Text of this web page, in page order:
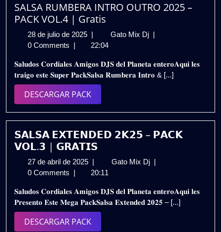
SALSA RUMBERA INTRO OUTRO 2025 –
PACK VOL.4 | Gratis
28 de julio de 2025 28
de
de
2025
Gato Mix Dj SALSA
OUTRO
2025
VOL.4
|
Gratis
0 Comments
22:04
𝐒𝐚𝐥𝐮𝐝𝐨𝐬 𝐂𝐨𝐫𝐝𝐢𝐚𝐥𝐞𝐬 𝐀𝐦𝐢𝐠𝐨𝐬 𝐃𝐉𝐒 𝐝𝐞𝐥 𝐏𝐥𝐚𝐧𝐞𝐭𝐚 𝐞𝐧𝐭𝐞𝐫𝐨𝐀𝐪𝐮𝐢 𝐥𝐞𝐬
𝐭𝐫𝐚𝐢𝐠𝐨 𝐞𝐬𝐭𝐞 𝐒𝐮𝐩𝐞𝐫 𝐏𝐚𝐜𝐤𝐒𝐚𝐥𝐬𝐚 𝐑𝐮𝐦𝐛𝐞𝐫𝐚 𝐈𝐧𝐭𝐫𝐨 & [...]
DESCARGAR PACKDESCARGAR
PACK
𝗦𝗔𝗟𝗦𝗔 𝗘𝗫𝗧𝗘𝗡𝗗𝗘𝗗 𝟮𝗞𝟮𝟱 – 𝗣𝗔𝗖𝗞
𝗩𝗢𝗟.𝟯 | 𝗚𝗥𝗔𝗧𝗜𝗦
27 de abril de 2025 27
de
de
2025
Gato Mix Dj 𝗦𝗔𝗟𝗦𝗔
–
𝗣𝗔𝗖𝗞
0 Comments
20:11
𝐒𝐚𝐥𝐮𝐝𝐨𝐬 𝐂𝐨𝐫𝐝𝐢𝐚𝐥𝐞𝐬 𝐀𝐦𝐢𝐠𝐨𝐬 𝐃𝐉𝐒 𝐝𝐞𝐥 𝐏𝐥𝐚𝐧𝐞𝐭𝐚 𝐞𝐧𝐭𝐞𝐫𝐨𝐀𝐪𝐮𝐢 𝐥𝐞𝐬
𝐏𝐫𝐞𝐬𝐞𝐧𝐭𝐨 𝐄𝐬𝐭𝐞 𝐌𝐞𝐠𝐚 𝐏𝐚𝐜𝐤𝐒𝐚𝐥𝐬𝐚 𝐄𝐱𝐭𝐞𝐧𝐝𝐞𝐝 𝟐𝟎𝟐𝟓 – [...]
DESCARGAR PACKDESCARGAR